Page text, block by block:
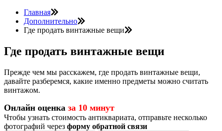
Главная
Дополнительно
Где продать винтажные вещи
Где продать винтажные вещи
Прежде чем мы расскажем, где продать винтажные вещи,
давайте разберемся, какие именно предметы можно считать
винтажом.
Онлайн оценка за 10 минут
Чтобы узнать стоимость антиквариата, отправьте несколько
фотографий через форму обратной связи